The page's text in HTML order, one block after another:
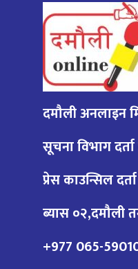
दमौली अनलाइन
सूचना विभाग
प्रेस काउन्सिल
ब्यास ०२,दमौली
+977 065-